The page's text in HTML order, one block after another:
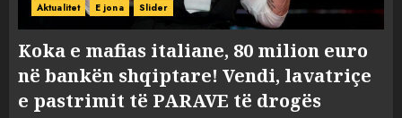
Aktualitet E jona Slider
Koka e mafias italiane, 80 milion euro
në bankën shqiptare! Vendi, lavatriçe
e pastrimit të PARAVE të drogës